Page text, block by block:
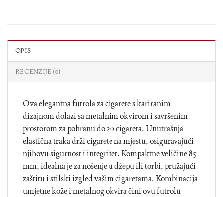
OPIS
RECENZIJE (0)
Ova elegantna futrola za cigarete s kariranim
dizajnom dolazi sa metalnim okvirom i savršenim
prostorom za pohranu do 20 cigareta. Unutrašnja
elastična traka drži cigarete na mjestu, osiguravajući
njihovu sigurnost i integritet. Kompaktne veličine 85
mm, idealna je za nošenje u džepu ili torbi, pružajući
zaštitu i stilski izgled vašim cigaretama. Kombinacija
umjetne kože i metalnog okvira čini ovu futrolu